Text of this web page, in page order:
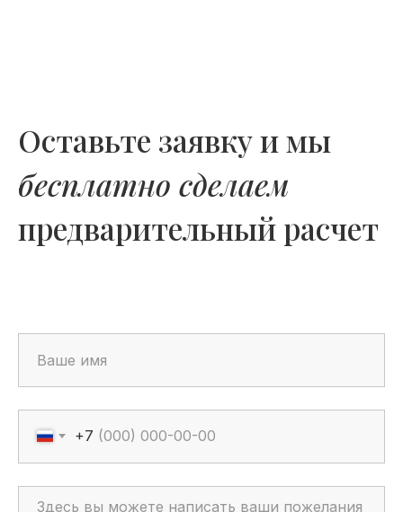
Оставьте заявку и мы
бесплатно сделаем
предварительный расчет
+7